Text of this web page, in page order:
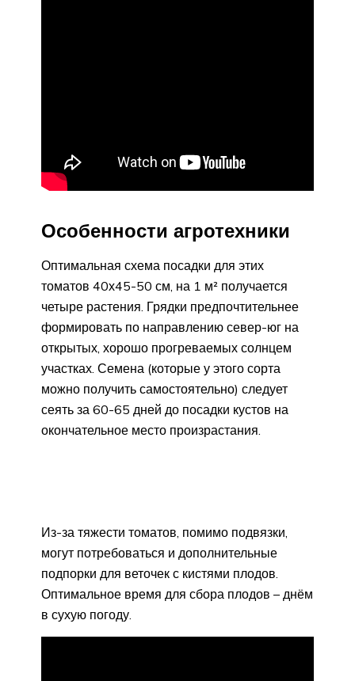
Особенности агротехники
Оптимальная схема посадки для этих
томатов 40х45-50 см, на 1 м² получается
четыре растения. Грядки предпочтительнее
формировать по направлению север-юг на
открытых, хорошо прогреваемых солнцем
участках. Семена (которые у этого сорта
можно получить самостоятельно) следует
сеять за 60-65 дней до посадки кустов на
окончательное место произрастания.
Из-за тяжести томатов, помимо подвязки,
могут потребоваться и дополнительные
подпорки для веточек с кистями плодов.
Оптимальное время для сбора плодов – днём
в сухую погоду.